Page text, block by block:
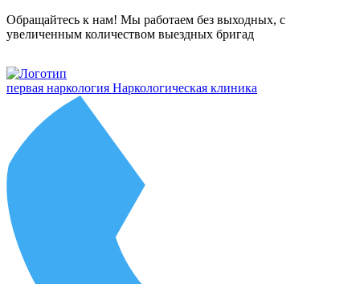
Обращайтесь к нам! Мы работаем без выходных, с
увеличенным количеством выездных бригад
первая наркология Наркологическая клиника